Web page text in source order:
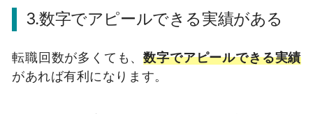
3.数字でアピールできる実績がある
転職回数が多くても、数字でアピールできる実績
があれば有利になります。